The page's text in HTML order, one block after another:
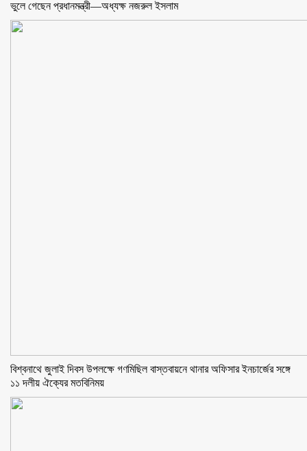
ভুলে গেছেন প্রধানমন্ত্রী—অধ্যক্ষ নজরুল ইসলাম
বিশ্বনাথে জুলাই দিবস উপলক্ষে গণমিছিল বাস্তবায়নে থানার অফিসার ইনচার্জের সঙ্গে
১১ দলীয় ঐক্যের মতবিনিময়